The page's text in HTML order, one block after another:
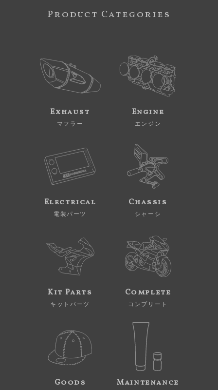
Product Categories
Exhaust
マフラー
Engine
エンジン
Electrical
電装パーツ
Chassis
シャーシ
Kit Parts
キットパーツ
Complete
コンプリート
Goods Maintenance